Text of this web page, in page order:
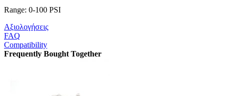
Range: 0-100 PSI
Αξιολογήσεις
FAQ
Compatibility
Frequently Bought Together